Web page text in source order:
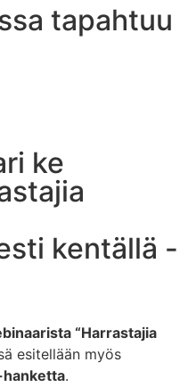
tapahtuu
ke
kentällä -
“Harrastajia
esitellään myös
.